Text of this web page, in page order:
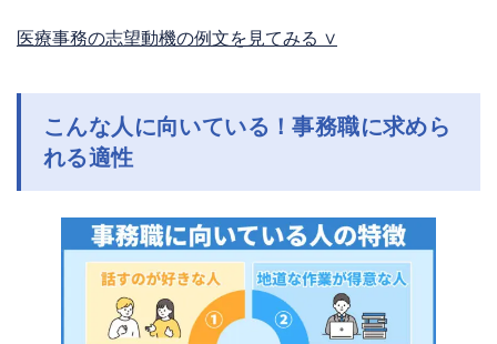
医療事務の志望動機の例文を見てみる ∨
こんな人に向いている！事務職に求めら
れる適性